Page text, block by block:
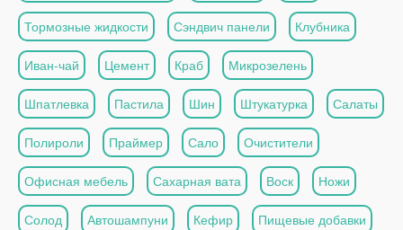
Тормозные жидкости Сэндвич панели Клубника
Иван-чай Цемент Краб Микрозелень
Шпатлевка Пастила Шин Штукатурка Салаты
Полироли Праймер Сало Очистители
Офисная мебель Сахарная вата Воск Ножи
Солод Автошампуни Кефир Пищевые добавки